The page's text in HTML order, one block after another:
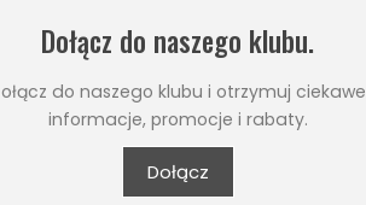
Dołącz do naszego klubu.
do naszego klubu i otrzymuj ciekawe
informacje, promocje i rabaty.
Dołącz